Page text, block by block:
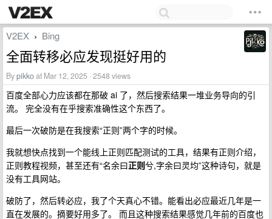
V2EX › Bing
全面转移必应发现挺好用的
Bypikkoat Mar 12, 2025 · 2548 views
百度全部心力应该都在那破 ai 了，然后搜索结果一堆业务导向的引
流。 完全没有在乎搜索准确性这个东西了。
最后一次破防是在我搜索“正则”两个字的时候。
我就想快点找到一个能线上正则匹配测试的工具，结果有正则介绍，
正则教程视频，甚至还有“名余曰正则兮,字余曰灵均”这种诗句，就是
没有工具网站。
破防了，然后转必应，我了个天真心不错。能看出必应最近几年是一
直在发展的。摘要好用多了。 而且这种搜索结果感觉几年前的百度也